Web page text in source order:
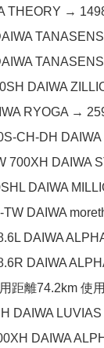
THEORY →
DAIWA
RYOGA →
CH-DH
700XH DAIWA
DAIWA
DAIWA
DAIWA
DAIWA
距離74.2km 使
DAIWA
DAIWA